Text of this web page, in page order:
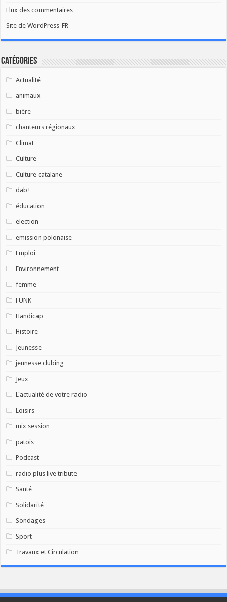
Flux des commentaires
Site de WordPress-FR
Catégories
Actualité
animaux
bière
chanteurs régionaux
Climat
Culture
Culture catalane
dab+
éducation
election
emission polonaise
Emploi
Environnement
femme
FUNK
Handicap
Histoire
Jeunesse
jeunesse clubing
Jeux
L'actualité de votre radio
Loisirs
mix session
patois
Podcast
radio plus live tribute
Santé
Solidarité
Sondages
Sport
Travaux et Circulation